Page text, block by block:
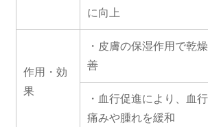
に向上
作用・効
果
・皮膚の保湿作用で乾
善
・血行促進により、血
痛みや腫れを緩和